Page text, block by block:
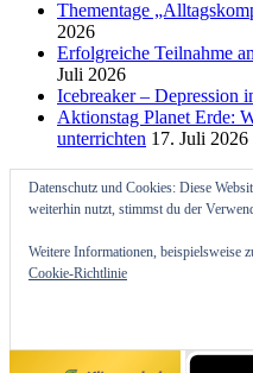
Thementage
2026
Erfolgreiche Teilnahme
Juli 2026
Icebreaker – Depression
Aktionstag Planet Erde:
unterrichten 17. Juli 2026
Datenschutz und Cookies: Diese
weiterhin nutzt, stimmst du der
Weitere Informationen, beispielsweise
Cookie-Richtlinie